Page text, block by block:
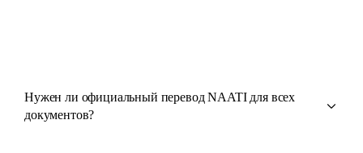
Нужен ли официальный перевод NAATI для всех
документов?